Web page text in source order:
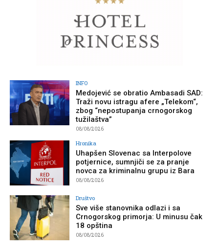
INFO
Medojević se obratio Ambasadi SAD:
Traži novu istragu afere „Telekom“,
zbog “nepostupanja crnogorskog
tužilaštva”
08/08/2026
Hronika
Uhapšen Slovenac sa Interpolove
potjernice, sumnjiči se za pranje
novca za kriminalnu grupu iz Bara
08/08/2026
Društvo
Sve više stanovnika odlazi i sa
Crnogorskog primorja: U minusu čak
18 opština
08/08/2026